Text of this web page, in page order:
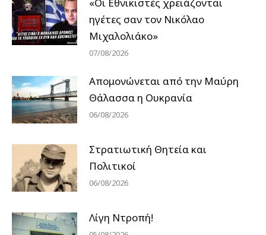
ηγέτες σαν τον Νικόλαο
Μιχαλολιάκο»
07/08/2026
Απομονώνεται από την Μαύρη
Θάλασσα η Ουκρανία
06/08/2026
Στρατιωτική Θητεία και
Πολιτικοί
06/08/2026
Λίγη Ντροπή!